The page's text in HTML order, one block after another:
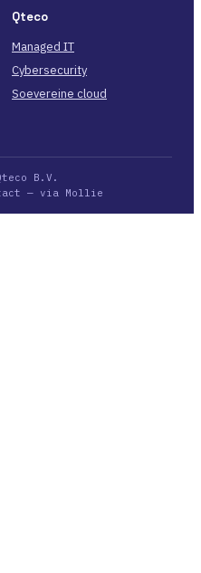
Qteco
Managed IT
Cybersecurity
Soevereine cloud
B.V.
— via Mollie